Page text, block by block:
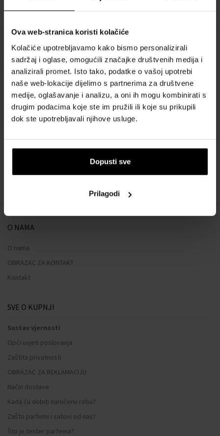
Ova web-stranica koristi kolačiće
Kolačiće upotrebljavamo kako bismo personalizirali
sadržaj i oglase, omogućili značajke društvenih medija i
analizirali promet. Isto tako, podatke o vašoj upotrebi
naše web-lokacije dijelimo s partnerima za društvene
medije, oglašavanje i analizu, a oni ih mogu kombinirati s
drugim podacima koje ste im pružili ili koje su prikupili
dok ste upotrebljavali njihove usluge.
Dopusti sve
Prilagodi
OPIS
POJEDINOSTI
O BRENDU
Naš izbor skrojen samo za vas
O NAMA
O nama
OBRAZAC ZA KONTAKT
Kontakt
SVE O KUPNJI
Sustav vjernosti
Opći uvjeti poslovanja
Zaštita privatnosti
OBRAZAC ZA REKLAMACIJU
Način dostave
Kada ću dobiti naručenu robu?
Zašto parfemi i satovi od nas?
Što je tester parfema?